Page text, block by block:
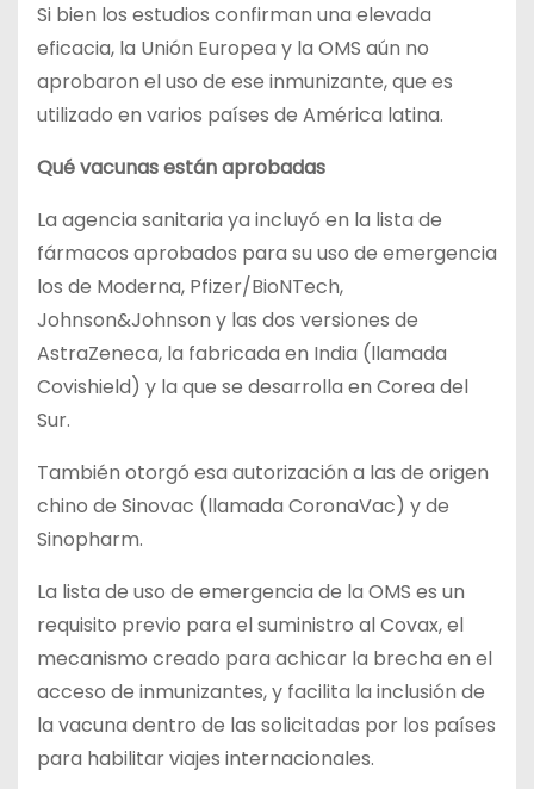
Si bien los estudios confirman una elevada
eficacia, la Unión Europea y la OMS aún no
aprobaron el uso de ese inmunizante, que es
utilizado en varios países de América latina.
Qué vacunas están aprobadas
La agencia sanitaria ya incluyó en la lista de
fármacos aprobados para su uso de emergencia
los de Moderna, Pfizer/BioNTech,
Johnson&Johnson y las dos versiones de
AstraZeneca, la fabricada en India (llamada
Covishield) y la que se desarrolla en Corea del
Sur.
También otorgó esa autorización a las de origen
chino de Sinovac (llamada CoronaVac) y de
Sinopharm.
La lista de uso de emergencia de la OMS es un
requisito previo para el suministro al Covax, el
mecanismo creado para achicar la brecha en el
acceso de inmunizantes, y facilita la inclusión de
la vacuna dentro de las solicitadas por los países
para habilitar viajes internacionales.